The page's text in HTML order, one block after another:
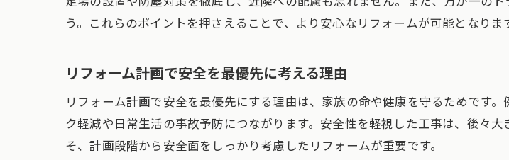
信頼できるリフォーム相
リフォーム補助金の申請
賢いリフォーム費用削減
う。これらのポイントを押さえることで、より安心なリフォームが可能となりま
リフォーム計画で安全を最優先に考える理由
リフォーム計画で安全を最優先にする理由は、家族の命や健康を守るためです
ク軽減や日常生活の事故予防につながります。安全性を軽視した工事は、後々
そ、計画段階から安全面をしっかり考慮したリフォームが重要です。お問い合わせ・ご相
お問い合わせ・ご相